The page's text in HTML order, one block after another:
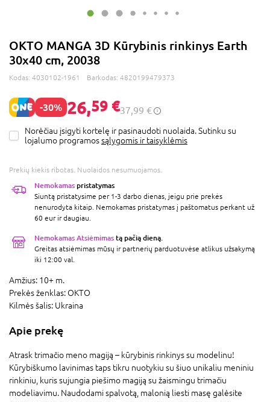
OKTO MANGA 3D Kūrybinis rinkinys Earth
30x40 cm, 20038
Kodas: 4030102-1961 Barkodas: 4820199479373
-30% 26,59 €37,99 €
Norėčiau įsigyti kortelę ir pasinaudoti nuolaida. Sutinku su
lojalumo programossąlygomis ir taisyklėmis
Prekių kiekis ribotas. Nuolaidos nesumuojamos.
Nemokamas pristatymas
Siuntą pristatysime per 1-3 darbo dienas, jeigu prie prekės
nenurodyta kitaip. Nemokamas pristatymas į paštomatus perkant už
60 eur ir daugiau.
Nemokamas Atsiėmimas tą pačią dieną.
Greitas atsiėmimas mūsų ir partnerių parduotuvėse atlikus užsakymą
iki 12:00 val.
Amžius: 10+ m.
Prekės ženklas: OKTO
Kilmės šalis: Ukraina
Apie prekę
Atrask trimačio meno magiją – kūrybinis rinkinys su modelinu!
Kūrybiškumo lavinimas taps tikru nuotykiu su šiuo unikaliu meniniu
rinkiniu, kuris sujungia piešimo magiją su žaismingu trimačiu
modeliavimu. Naudodami spalvotą, malonią liesti masę galėsite